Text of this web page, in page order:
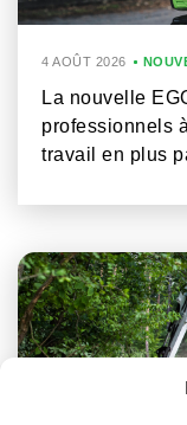
4 AOÛT 2026
La nouvelle
professionnels
travail en plus